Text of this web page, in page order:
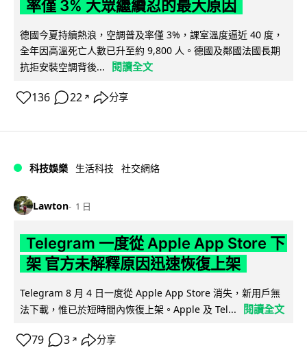
率僅 3% 大眾繼續忍的最大原因
德國今夏持續熱浪，空調普及率僅 3%，課室溫度逼近 40 度，
全年因高溫死亡人數已升至約 9,800 人。德國及鄰國法國長期
抗拒安裝空調背後...
閱讀全文
136 22 ↗ 分享
科技娛樂 生活科技 社交網絡
Lawton 1 日
Telegram 一度從 Apple App Store 下
架 官方未解釋原因迅速恢復上架
Telegram 8 月 4 日一度從 Apple App Store 消失，新用戶無
法下載，惟已於短時間內恢復上架。Apple 及 Tel...
閱讀全文
79 3 ↗ 分享